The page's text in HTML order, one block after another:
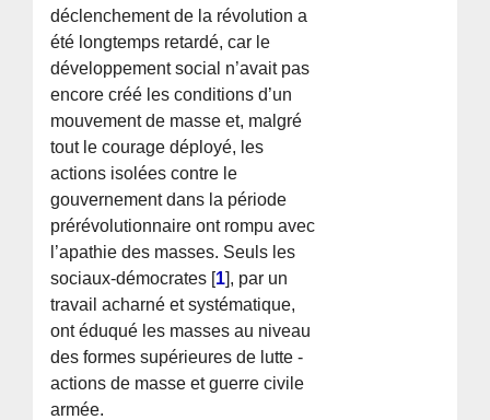
déclenchement de la révolution a
été longtemps retardé, car le
développement social n’avait pas
encore créé les conditions d’un
mouvement de masse et, malgré
tout le courage déployé, les
actions isolées contre le
gouvernement dans la période
prérévolutionnaire ont rompu avec
l’apathie des masses. Seuls les
sociaux-démocrates [1], par un
travail acharné et systématique,
ont éduqué les masses au niveau
des formes supérieures de lutte -
actions de masse et guerre civile
armée.